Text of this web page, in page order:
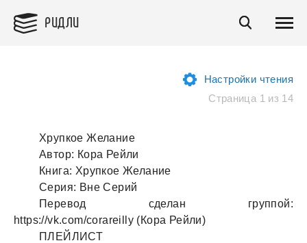
РИДЛИ
Настройки чтения
Страница 1 из 14
Хрупкое Желание
Автор: Кора Рейли
Книга: Хрупкое Желание
Серия: Вне Серий
Перевод сделан группой:
https://vk.com/corareilly (Кора Рейли)
ПЛЕЙЛИСТ